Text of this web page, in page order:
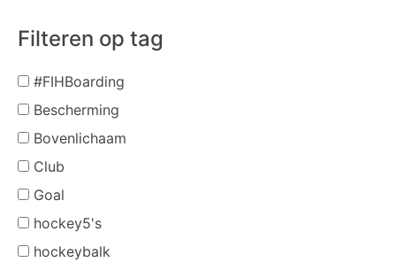
Filteren op tag
#FIHBoarding
Bescherming
Bovenlichaam
Club
Goal
hockey5's
hockeybalk